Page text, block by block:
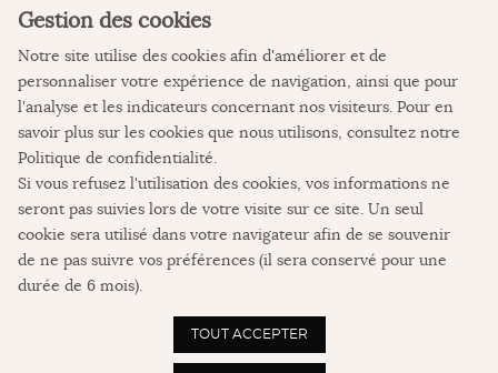
La Colonie de vacances
L'Auberge des Pertuis
Place de Verdun
17123 Ile d'Aix
05 46 84 62 08
Gestion des cookies
Notre site utilise des cookies afin d'améliorer et de
personnaliser votre expérience de navigation, ainsi que pour
l'analyse et les indicateurs concernant nos visiteurs. Pour en
savoir plus sur les cookies que nous utilisons, consultez notre
Politique de confidentialité.
Si vous refusez l'utilisation des cookies, vos informations ne
seront pas suivies lors de votre visite sur ce site. Un seul
cookie sera utilisé dans votre navigateur afin de se souvenir
de ne pas suivre vos préférences (il sera conservé pour une
durée de 6 mois).
TOUT ACCEPTER